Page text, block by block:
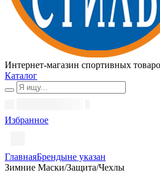
Интернет-магазин спортивных
Каталог
Избранное
ГлавнаяБрендыне указан
Зимние Маски/Защита/Чехлы